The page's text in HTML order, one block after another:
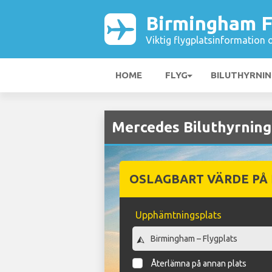
Birmingham
Viktig flygplatsinformation
HOME FLYG
Mercedes
OSLAGBART VÄRDE
Upphämtningsplats
Återlämna på annan plats